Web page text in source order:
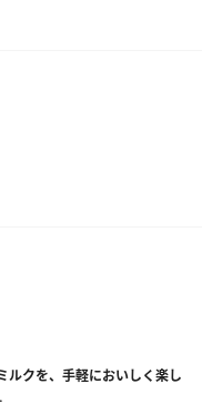
ルクを、手軽においしく楽し